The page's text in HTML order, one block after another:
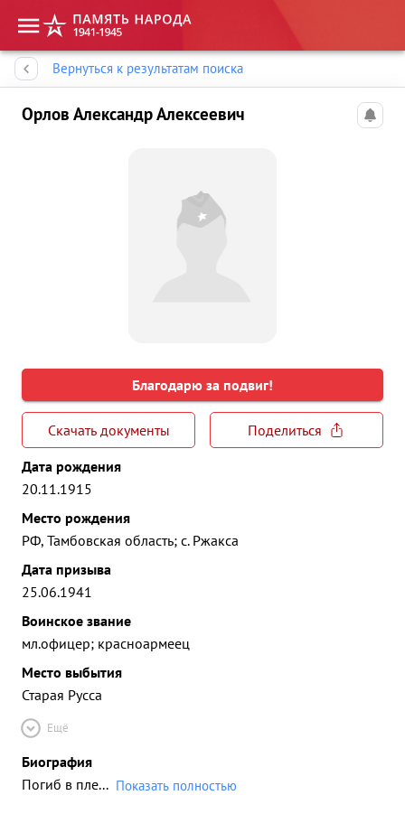
Вернуться к результатам поиска
Орлов Александр Алексеевич
Благодарю за подвиг!
Скачать документы
Поделиться
Дата рождения
20.11.1915
Место рождения
РФ, Тамбовская область; с. Ржакса
Дата призыва
25.06.1941
Воинское звание
мл.офицер; красноармеец
Место выбытия
Старая Русса
Ещё
Биография
Погиб в пле... Показать полностью
Память народа